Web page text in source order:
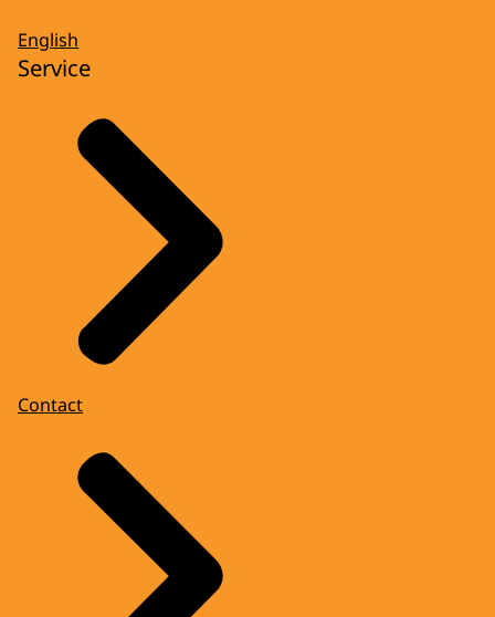
English
Service
Contact